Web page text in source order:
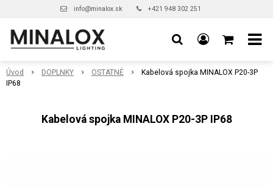
info@minalox.sk +421 948 302 251
Úvod DOPLNKY OSTATNÉ
Kabelová spojka MINALOX P20-3P
IP68
Kabelová spojka MINALOX P20-3P IP68